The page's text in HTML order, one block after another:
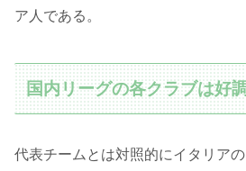
ア人である。
国内リーグの各クラブは好調
代表チームとは対照的にイタリア